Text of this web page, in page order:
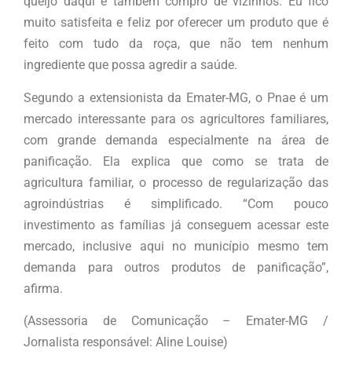
muito satisfeita e feliz por oferecer um produto que é
feito com tudo da roça, que não tem nenhum
ingrediente que possa agredir a saúde.
Segundo a extensionista da Emater-MG, o Pnae é um
mercado interessante para os agricultores familiares,
com grande demanda especialmente na área de
panificação. Ela explica que como se trata de
agricultura familiar, o processo de regularização das
agroindústrias é simplificado. “Com pouco
investimento as famílias já conseguem acessar este
mercado, inclusive aqui no município mesmo tem
demanda para outros produtos de panificação”,
afirma.
(Assessoria de Comunicação – Emater-MG /
Jornalista responsável: Aline Louise)